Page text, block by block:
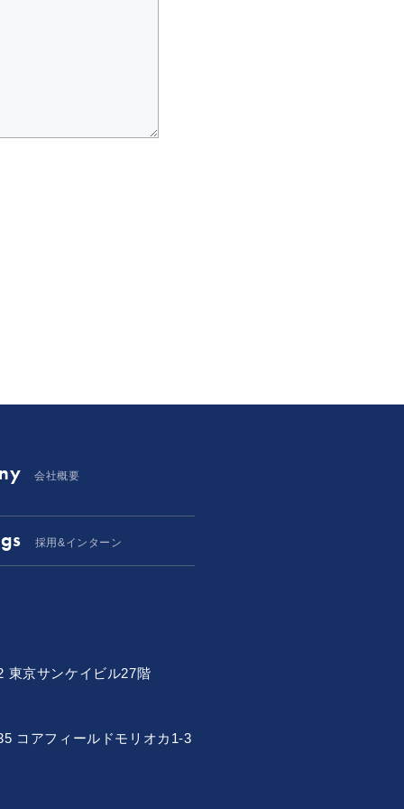
会社概要
採用&インターン
東京サンケイビル27階
コアフィールドモリオカ1-3